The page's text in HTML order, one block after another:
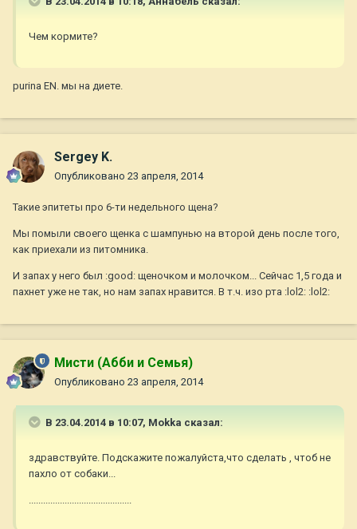
Чем кормите?
purina EN. мы на диете.
Sergey K.
Опубликовано 23 апреля, 2014
Такие эпитеты про 6-ти недельного щена?
Мы помыли своего щенка с шампунью на второй день после того,
как приехали из питомника.
И запах у него был :good: щеночком и молочком... Сейчас 1,5 года и
пахнет уже не так, но нам запах нравится. В т.ч. изо рта :lol2: :lol2:
Мисти (Абби и Семья)
Опубликовано 23 апреля, 2014
В 23.04.2014 в 10:07, Mokka сказал:
здравствуйте. Подскажите пожалуйста,что сделать , чтоб не
пахло от собаки...
...........................................